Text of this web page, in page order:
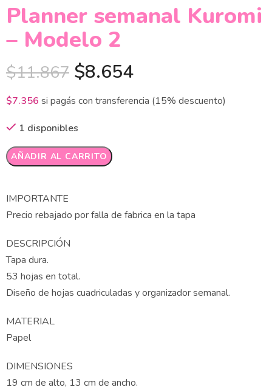
Planner semanal Kuromi
– Modelo 2
$11.867 $8.654
$7.356 si pagás con transferencia (15% descuento)
1 disponibles
AÑADIR AL CARRITO
Alternative:
IMPORTANTE
Precio rebajado por falla de fabrica en la tapa
DESCRIPCIÓN
Tapa dura.
53 hojas en total.
Diseño de hojas cuadriculadas y organizador semanal.
MATERIAL
Papel
DIMENSIONES
19 cm de alto, 13 cm de ancho.